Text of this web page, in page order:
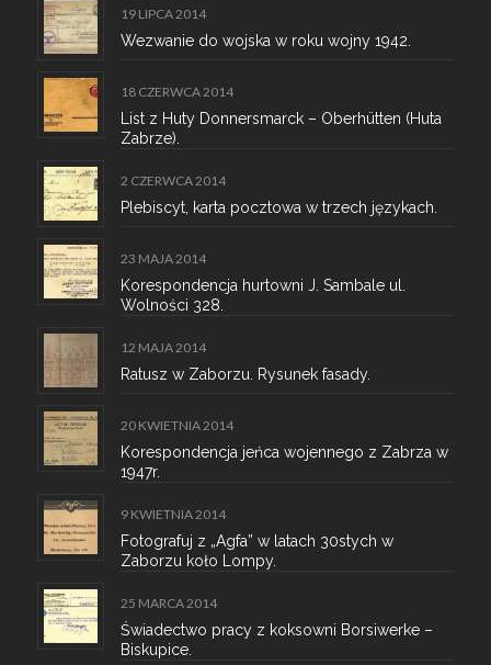
19 LIPCA 2014
Wezwanie do wojska w roku wojny 1942.
18 CZERWCA 2014
List z Huty Donnersmarck – Oberhütten (Huta
Zabrze).
2 CZERWCA 2014
Plebiscyt, karta pocztowa w trzech językach.
23 MAJA 2014
Korespondencja hurtowni J. Sambale ul.
Wolności 328.
12 MAJA 2014
Ratusz w Zaborzu. Rysunek fasady.
20 KWIETNIA 2014
Korespondencja jeńca wojennego z Zabrza w
1947r.
9 KWIETNIA 2014
Fotografuj z „Agfa” w latach 30stych w
Zaborzu koło Lompy.
25 MARCA 2014
Świadectwo pracy z koksowni Borsiwerke –
Biskupice.